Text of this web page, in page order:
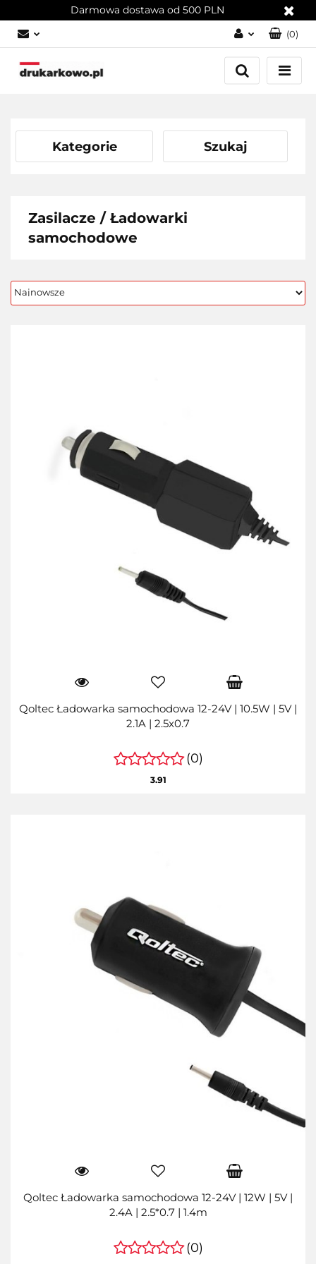
Darmowa dostawa od 500 PLN
Zaloguj się
Załóż konto
(0)
Kategorie Szukaj
Zasilacze / Ładowarki
samochodowe
Qoltec Ładowarka samochodowa 12-24V | 10.5W | 5V |
2.1A | 2.5x0.7
(0)
3.91
Qoltec Ładowarka samochodowa 12-24V | 12W | 5V |
2.4A | 2.5*0.7 | 1.4m
(0)